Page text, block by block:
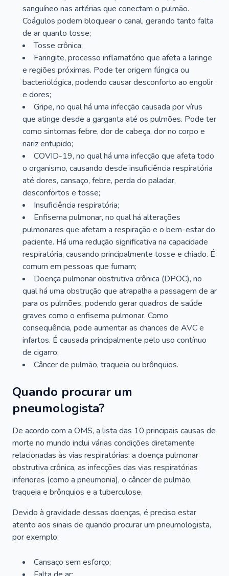
sanguíneo nas artérias que conectam o pulmão.
Coágulos podem bloquear o canal, gerando tanto falta
de ar quanto tosse;
Tosse crônica;
Faringite, processo inflamatório que afeta a laringe
e regiões próximas. Pode ter origem fúngica ou
bacteriológica, podendo causar desconforto ao engolir
e dores;
Gripe, no qual há uma infecção causada por vírus
que atinge desde a garganta até os pulmões. Pode ter
como sintomas febre, dor de cabeça, dor no corpo e
nariz entupido;
COVID-19, no qual há uma infecção que afeta todo
o organismo, causando desde insuficiência respiratória
até dores, cansaço, febre, perda do paladar,
desconfortos e tosse;
Insuficiência respiratória;
Enfisema pulmonar, no qual há alterações
pulmonares que afetam a respiração e o bem-estar do
paciente. Há uma redução significativa na capacidade
respiratória, causando principalmente tosse e chiado. É
comum em pessoas que fumam;
Doença pulmonar obstrutiva crônica (DPOC), no
qual há uma obstrução que atrapalha a passagem de ar
para os pulmões, podendo gerar quadros de saúde
graves como o enfisema pulmonar. Como
consequência, pode aumentar as chances de AVC e
infartos. É causada principalmente pelo uso contínuo
de cigarro;
Câncer de pulmão, traqueia ou brônquios.
Quando procurar um
pneumologista?
De acordo com a OMS, a lista das 10 principais causas de
morte no mundo inclui várias condições diretamente
relacionadas às vias respiratórias: a doença pulmonar
obstrutiva crônica, as infecções das vias respiratórias
inferiores (como a pneumonia), o câncer de pulmão,
traqueia e brônquios e a tuberculose.
Devido à gravidade dessas doenças, é preciso estar
atento aos sinais de quando procurar um pneumologista,
por exemplo:
Cansaço sem esforço;